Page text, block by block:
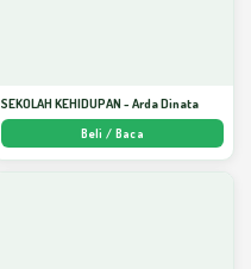
SEKOLAH KEHIDUPAN - Arda Dinata
Beli / Baca